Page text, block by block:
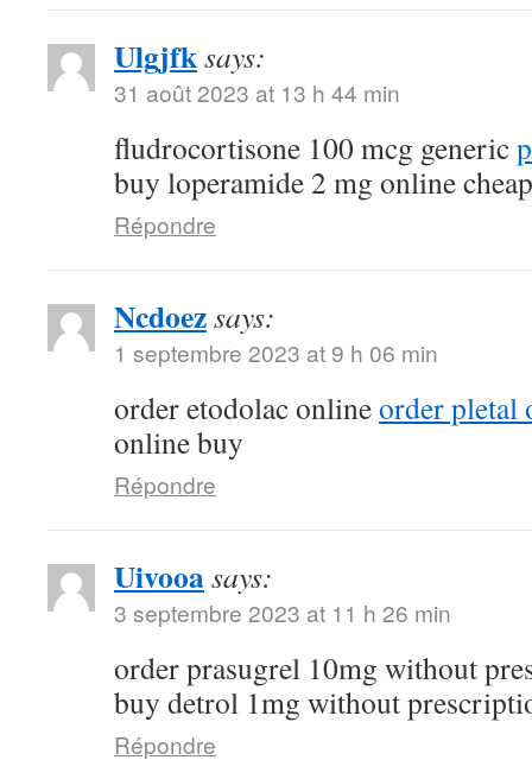
Ulgjfksays:
31 août 2023 at 13 h 44 min
fludrocortisone 100 mcg generic
buy loperamide 2 mg online cheap
Répondre
Ncdoezsays:
1 septembre 2023 at 9 h 06 min
order etodolac onlineorder pletal
online buy
Répondre
Uivooasays:
3 septembre 2023 at 11 h 26 min
order prasugrel 10mg without
buy detrol 1mg without
Répondre